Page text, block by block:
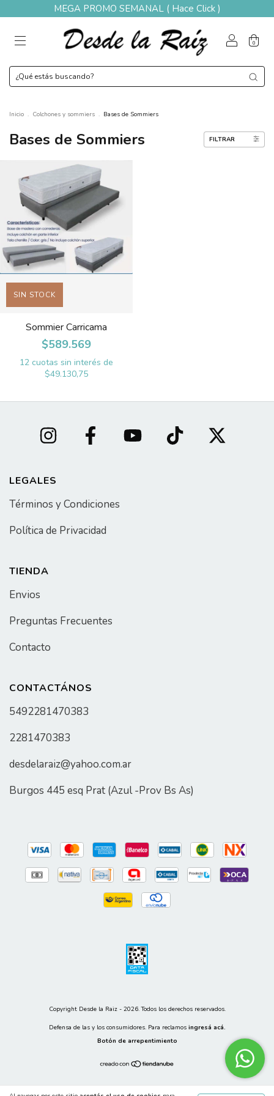
MEGA PROMO SEMANAL ( Hace Click )
0
Inicio . Colchones y sommiers . Bases de Sommiers
Bases de Sommiers FILTRAR
SIN STOCK
Sommier Carricama
$589.569
12 cuotas sin interés de
$49.130,75
LEGALES
Términos y Condiciones
Política de Privacidad
TIENDA
Envios
Preguntas Frecuentes
Contacto
CONTACTÁNOS
5492281470383
2281470383
desdelaraiz@yahoo.com.ar
Burgos 445 esq Prat (Azul -Prov Bs As)
Copyright Desde la Raiz - 2026. Todos los derechos reservados.
Defensa de las y los consumidores. Para reclamos ingresá acá.
Botón de arrepentimiento